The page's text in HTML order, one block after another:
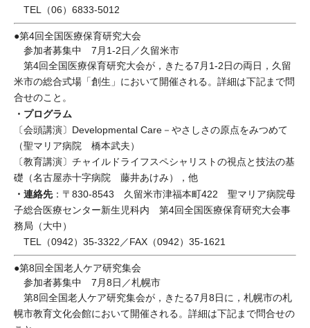
TEL（06）6833-5012
●第4回全国医療保育研究大会
参加者募集中 7月1-2日／久留米市
第4回全国医療保育研究大会が，きたる7月1-2日の両日，久留
米市の総合式場「創生」において開催される。詳細は下記まで問
合せのこと。
・プログラム
〔会頭講演〕Developmental Care－やさしさの原点をみつめて
（聖マリア病院 橋本武夫）
〔教育講演〕チャイルドライフスペシャリストの視点と技法の基
礎（名古屋赤十字病院 藤井あけみ），他
・連絡先：〒830-8543 久留米市津福本町422 聖マリア病院母
子総合医療センター新生児科内 第4回全国医療保育研究大会事
務局（大中）
TEL（0942）35-3322／FAX（0942）35-1621
●第8回全国老人ケア研究集会
参加者募集中 7月8日／札幌市
第8回全国老人ケア研究集会が，きたる7月8日に，札幌市の札
幌市教育文化会館において開催される。詳細は下記まで問合せの